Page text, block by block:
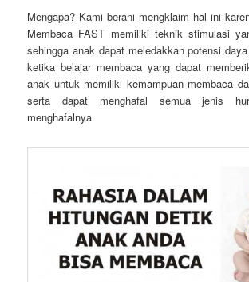
Mengapa? Kami berani mengklaim hal ini
Membaca FAST memiliki teknik stimulasi
sehingga anak dapat meledakkan potensi
ketika belajar membaca yang dapat
anak untuk memiliki kemampuan membaca
serta dapat menghafal semua jenis
menghafalnya.